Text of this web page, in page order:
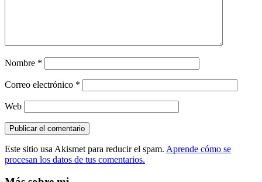
Nombre *
Correo electrónico *
Web
Este sitio usa Akismet para reducir el spam. Aprende cómo se
procesan los datos de tus comentarios.